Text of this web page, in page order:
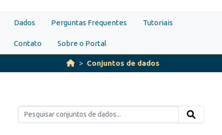
Dados Perguntas Frequentes Tutoriais
Contato Sobre o Portal
Conjuntos de dados